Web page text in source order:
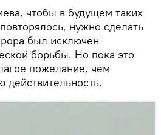
чтобы в будущем таких
нужно сделать
был исключен
борьбы. Но пока это
пожелание, чем
действительность.